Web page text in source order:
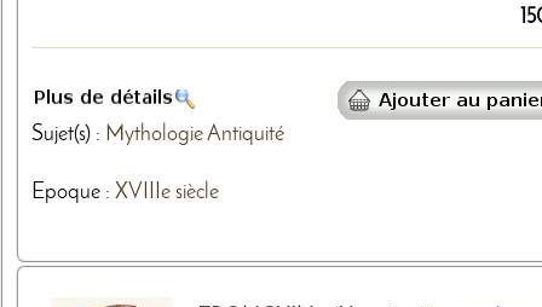
Sujet(s) : MythologieAntiquité
Epoque : XVIIIe siècle